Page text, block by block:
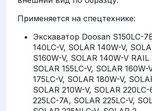
Применяется на спецтехнике:
Экскаватор Doosan S150LC-
140LC-V, SOLAR 140W-V,
S160W-V, SOLAR 140W-V RAIL
SOLAR 155LC-V, SOLAR 160W-
175LC-V, SOLAR 180W-V,
SOLAR 210W-V, SOLAR
225LC-7A, SOLAR 225LC-V,